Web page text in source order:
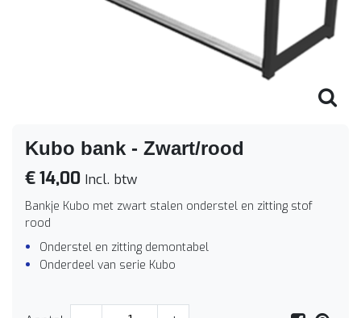
Kubo bank - Zwart/rood
€ 14,00 Incl. btw
Bankje Kubo met zwart stalen onderstel en zitting stof
rood
Onderstel en zitting demontabel
Onderdeel van serie Kubo